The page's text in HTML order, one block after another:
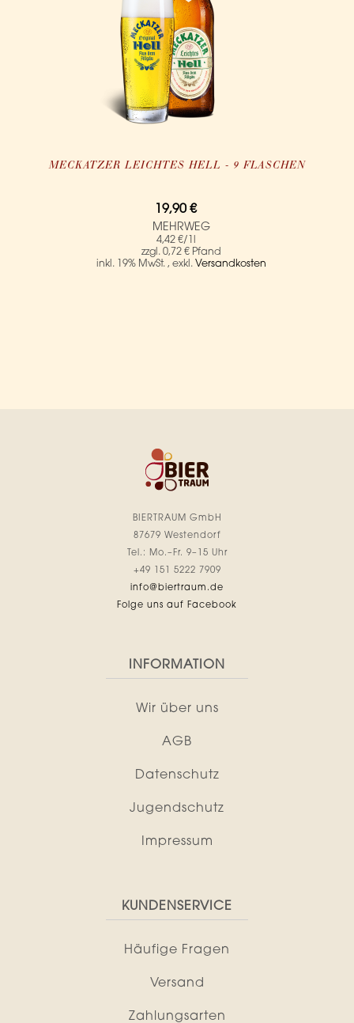
MECKATZER LEICHTES HELL - 9 FLASCHEN
19,90 €
MEHRWEG
4,42 €/1l
0,72 €
inkl. 19% MwSt. , exkl. Versandkosten
BIERTRAUM GmbH
87679 Westendorf
Tel.: Mo.–Fr. 9–15 Uhr
+49 151 5222 7909
info@biertraum.de
Folge uns auf Facebook
INFORMATION
Wir über uns
AGB
Datenschutz
Jugendschutz
Impressum
KUNDENSERVICE
Häufige Fragen
Versand
Zahlungsarten